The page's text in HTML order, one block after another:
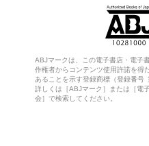
ABJマークは、この電子書店・電子
作権者からコンテンツ使用許諾を得
あることを示す登録商標（登録番号
詳しくは［ABJマーク］または［電
会］で検索してください。